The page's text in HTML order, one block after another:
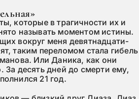
которые в трагичности их и
называть моментом истины.
вокруг меня девятнадцати-
таким переломом стала гибель
Или Даника, как они
За десять дней до смерти ему,
21 год.